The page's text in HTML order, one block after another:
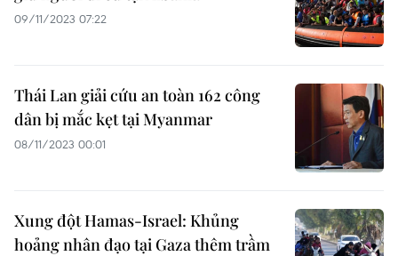
09/11/2023 07:22
Thái Lan giải cứu an toàn 162 công
dân bị mắc kẹt tại Myanmar
08/11/2023 00:01
Xung đột Hamas-Israel: Khủng
hoảng nhân đạo tại Gaza thêm trầm